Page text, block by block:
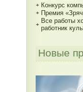
Конкурс
Премия
Все работы
работник
Новые